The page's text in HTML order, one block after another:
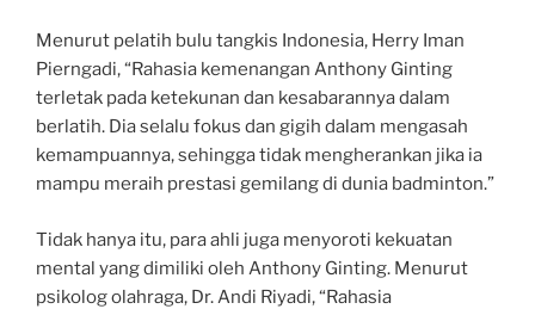
Menurut pelatih bulu tangkis Indonesia, Herry Iman
Pierngadi, “Rahasia kemenangan Anthony Ginting
terletak pada ketekunan dan kesabarannya dalam
berlatih. Dia selalu fokus dan gigih dalam mengasah
kemampuannya, sehingga tidak mengherankan jika ia
mampu meraih prestasi gemilang di dunia badminton.”
Tidak hanya itu, para ahli juga menyoroti kekuatan
mental yang dimiliki oleh Anthony Ginting. Menurut
psikolog olahraga, Dr. Andi Riyadi, “Rahasia